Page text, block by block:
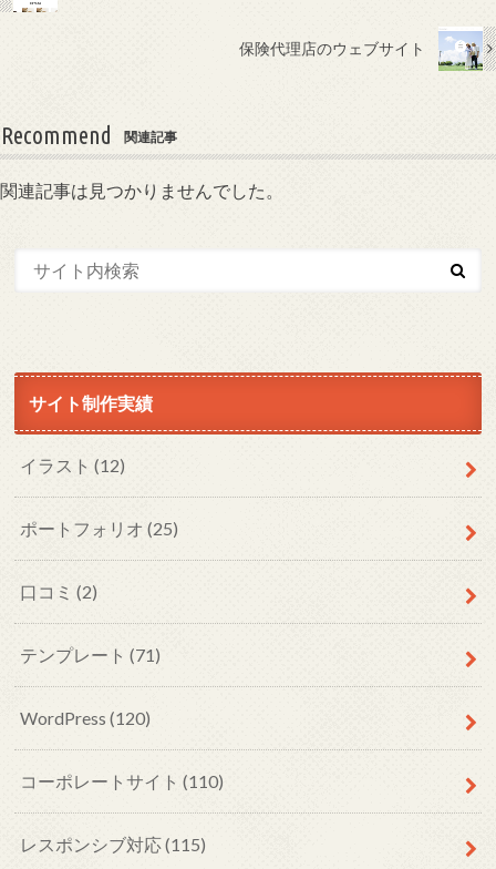
保険代理店のウェブサイト
Recommend 関連記事
関連記事は見つかりませんでした。
サイト制作実績
イラスト(12)
ポートフォリオ(25)
口コミ(2)
テンプレート(71)
WordPress(120)
コーポレートサイト(110)
レスポンシブ対応(115)